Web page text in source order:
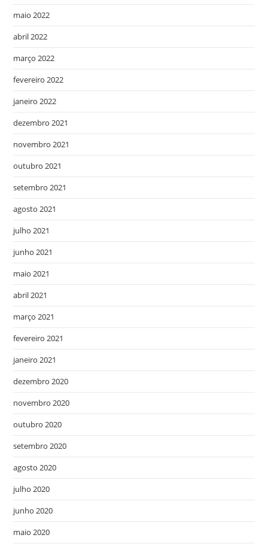
maio 2022
abril 2022
março 2022
fevereiro 2022
janeiro 2022
dezembro 2021
novembro 2021
outubro 2021
setembro 2021
agosto 2021
julho 2021
junho 2021
maio 2021
abril 2021
março 2021
fevereiro 2021
janeiro 2021
dezembro 2020
novembro 2020
outubro 2020
setembro 2020
agosto 2020
julho 2020
junho 2020
maio 2020